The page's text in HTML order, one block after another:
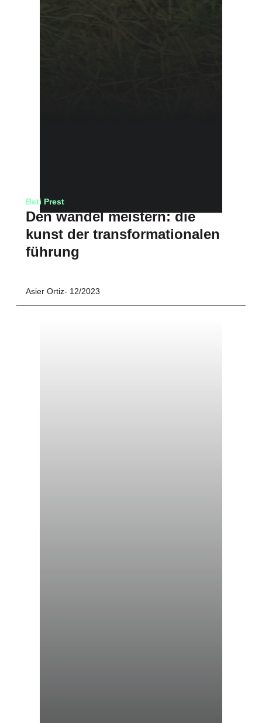
Beti Prest
Den wandel meistern: die
kunst der transformationalen
führung
Asier Ortiz 12/2023